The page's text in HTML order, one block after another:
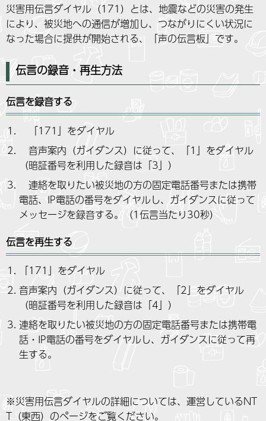
災害用伝言ダイヤル（171）とは、地震などの災害の発生
により、被災地への通信が増加し、つながりにくい状況に
なった場合に提供が開始される、「声の伝言板」です。
伝言の録音・再生方法
伝言を録音する
「171」をダイヤル
音声案内（ガイダンス）に従って、「1」をダイヤル
（暗証番号を利用した録音は「3」）
連絡を取りたい被災地の方の固定電話番号または携帯
電話、IP電話の番号をダイヤルし、ガイダンスに従って
メッセージを録音する。（1伝言当たり30秒）
伝言を再生する
「171」をダイヤル
音声案内（ガイダンス）に従って、「2」をダイヤル
（暗証番号を利用した録音は「4」）
連絡を取りたい被災地の方の固定電話番号または携帯電
話・IP電話の番号をダイヤルし、ガイダンスに従って再
生する。
※災害用伝言ダイヤルの詳細については、運営しているNT
T（東西）のページをご覧ください。